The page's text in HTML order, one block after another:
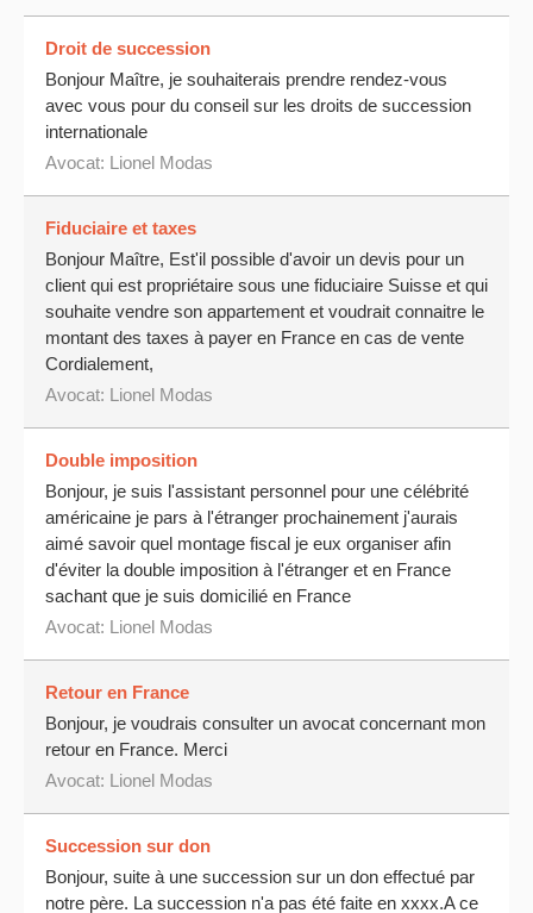
Droit de succession
Bonjour Maître, je souhaiterais prendre rendez-vous
avec vous pour du conseil sur les droits de succession
internationale
Avocat:
Lionel Modas
Fiduciaire et taxes
Bonjour Maître, Est'il possible d'avoir un devis pour un
client qui est propriétaire sous une fiduciaire Suisse et qui
souhaite vendre son appartement et voudrait connaitre le
montant des taxes à payer en France en cas de vente
Cordialement,
Avocat:
Lionel Modas
Double imposition
Bonjour, je suis l'assistant personnel pour une célébrité
américaine je pars à l'étranger prochainement j'aurais
aimé savoir quel montage fiscal je eux organiser afin
d'éviter la double imposition à l'étranger et en France
sachant que je suis domicilié en France
Avocat:
Lionel Modas
Retour en France
Bonjour, je voudrais consulter un avocat concernant mon
retour en France. Merci
Avocat:
Lionel Modas
Succession sur don
Bonjour, suite à une succession sur un don effectué par
notre père. La succession n'a pas été faite en xxxx.A ce